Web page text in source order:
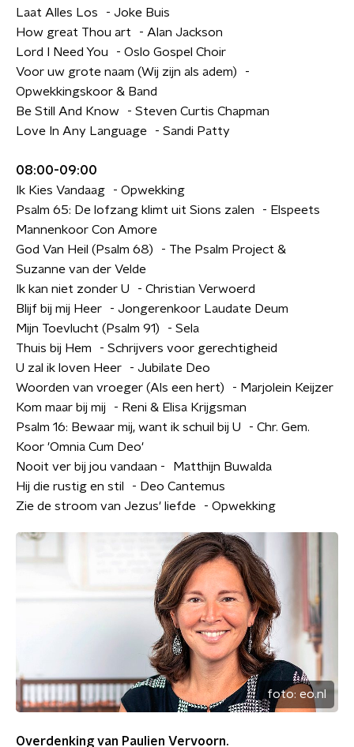
Laat Alles Los - Joke Buis
How great Thou art - Alan Jackson
Lord I Need You - Oslo Gospel Choir
Voor uw grote naam (Wij zijn als adem) -
Opwekkingskoor & Band
Be Still And Know - Steven Curtis Chapman
Love In Any Language - Sandi Patty
08:00-09:00
Ik Kies Vandaag - Opwekking
Psalm 65: De lofzang klimt uit Sions zalen - Elspeets
Mannenkoor Con Amore
God Van Heil (Psalm 68) - The Psalm Project &
Suzanne van der Velde
Ik kan niet zonder U - Christian Verwoerd
Blijf bij mij Heer - Jongerenkoor Laudate Deum
Mijn Toevlucht (Psalm 91) - Sela
Thuis bij Hem - Schrijvers voor gerechtigheid
U zal ik loven Heer - Jubilate Deo
Woorden van vroeger (Als een hert) - Marjolein Keijzer
Kom maar bij mij - Reni & Elisa Krijgsman
Psalm 16: Bewaar mij, want ik schuil bij U - Chr. Gem.
Koor 'Omnia Cum Deo'
Nooit ver bij jou vandaan - Matthijn Buwalda
Hij die rustig en stil - Deo Cantemus
Zie de stroom van Jezus' liefde - Opwekking
foto: eo.nl
Overdenking van Paulien Vervoorn.